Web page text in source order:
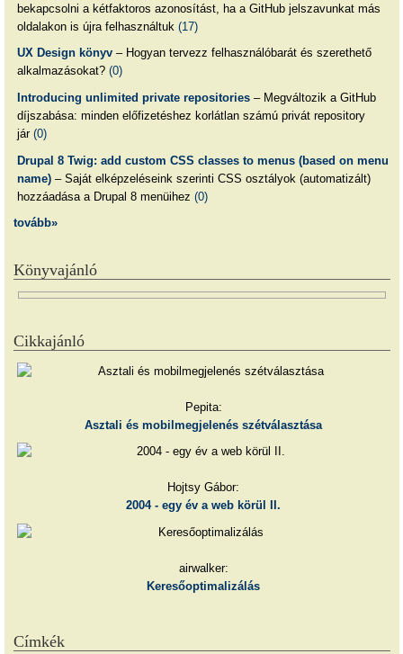
bekapcsolni a kétfaktoros azonosítást, ha a GitHub jelszavunkat más
oldalakon is újra felhasználtuk (17)
UX Design könyv– Hogyan tervezz felhasználóbarát és szerethető
alkalmazásokat? (0)
Introducing unlimited private repositories– Megváltozik a GitHub
díjszabása: minden előfizetéshez korlátlan számú privát repository
jár (0)
Drupal 8 Twig: add custom CSS classes to menus (based on menu
name)– Saját elképzeléseink szerinti CSS osztályok (automatizált)
hozzáadása a Drupal 8 menüihez (0)
tovább»
Könyvajánló
Cikkajánló
Pepita:
Asztali és mobilmegjelenés szétválasztása
Hojtsy Gábor:
2004 - egy év a web körül II.
airwalker:
Keresőoptimalizálás
Címkék